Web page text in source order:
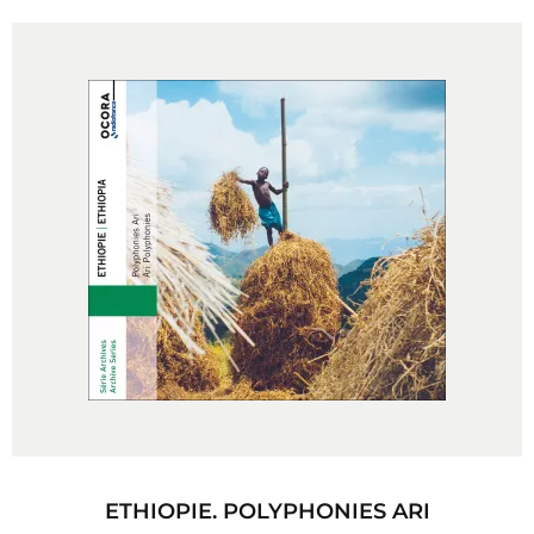
ETHIOPIE. POLYPHONIES ARI